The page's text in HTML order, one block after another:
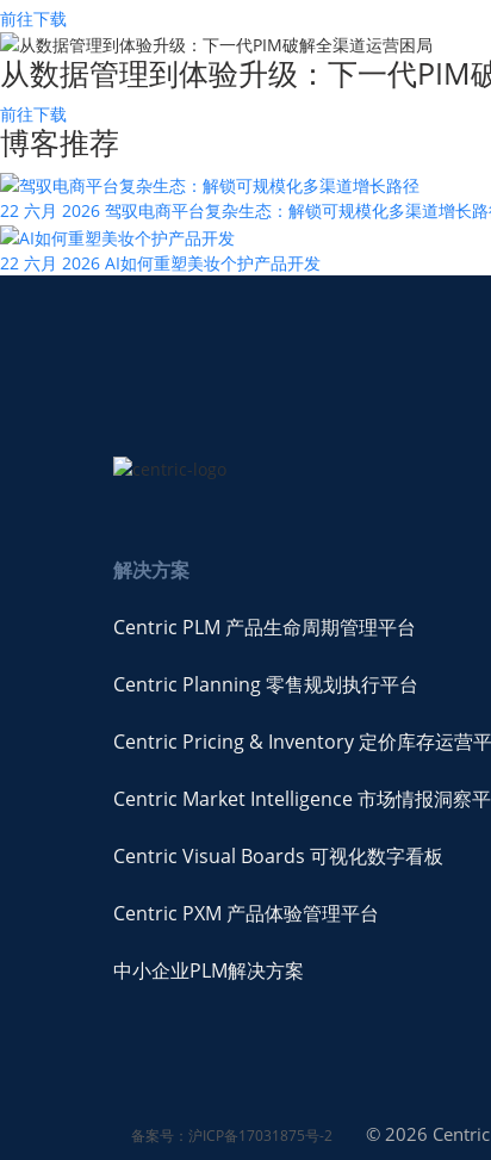
前往下载
从数据管理到体验升级：下一代PIM
前往下载
博客推荐
22 六月 2026 驾驭电商平台复杂生态：解锁可规模化多渠道增长
22 六月 2026 AI如何重塑美妆个护产品开发
解决方案
Centric PLM 产品生命周期管理平台
Centric Planning 零售规划执行平台
Centric Pricing & Inventory 定价库存运营
Centric Market Intelligence 市场情报洞察
Centric Visual Boards 可视化数字看板
Centric PXM 产品体验管理平台
中小企业PLM解决方案
备案号：沪ICP备17031875号-2 © 2026